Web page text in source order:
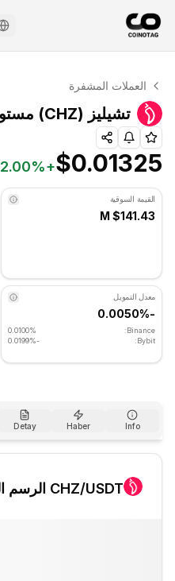
التحليل الفني لـ تشيليز
تشيليز يتم تداوله حاليًا عند $0.01325. مؤشر RSI عند 36.42 في المنطقة المحايدة. الاتجاه اليومي هبوطي. مستوى الدعم الرئيسي: $0.012867, مستوى المقاومة: $0.014117.
العملات المشفرة
$0.01325
+
2.00%
القيمة السوقية
$141.43 M
معدل التمويل
-0.0050%
Binance:
0.0100%
Bybit:
-0.0199%
Detay Haber Info
CHZ/USDT الرسم البياني